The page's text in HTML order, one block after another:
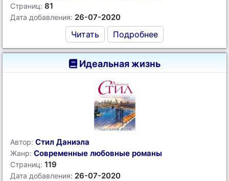
Страниц: 81
Дата добавления: 26-07-2020
Читать Подробнее
Идеальная жизнь
Автор: Стил Даниэла
Жанр: Современные любовные романы
Страниц: 119
Дата добавления: 26-07-2020